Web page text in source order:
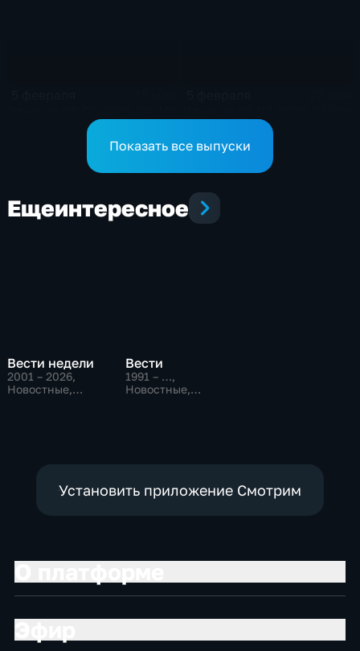
Показать все выпуски
Ещеинтересное
Вести недели
2001 – 2026,
Новостные,
Вести
1991 – …,
Новостные,
Установить приложение Смотрим